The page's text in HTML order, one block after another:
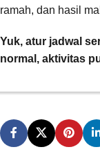
ramah, dan hasil
Yuk, atur jadwal
normal, aktivitas